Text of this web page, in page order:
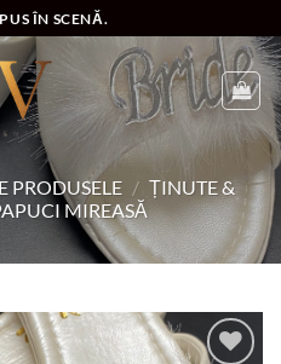
ÎN SCENĂ.
PRODUSELE / ȚINUTE &
MIREASĂ